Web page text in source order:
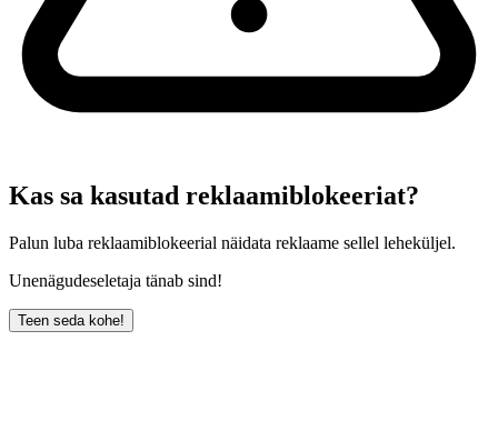
Kas sa kasutad reklaamiblokeeriat?
Palun luba reklaamiblokeerial näidata reklaame sellel leheküljel.
Unenägudeseletaja tänab sind!
Teen seda kohe!